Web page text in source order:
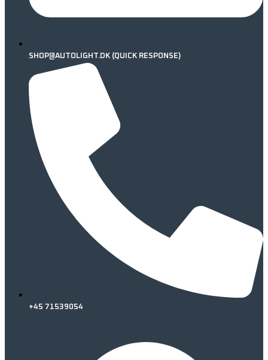
SHOP@AUTOLIGHT.DK (QUICK RESPONSE)
+45 71539054